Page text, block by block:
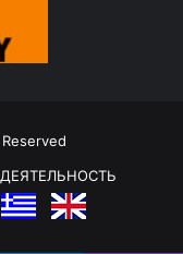
ДЕЯТЕЛЬНОСТЬ